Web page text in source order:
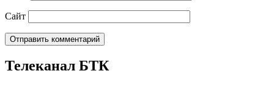
Сайт
Телеканал БТК